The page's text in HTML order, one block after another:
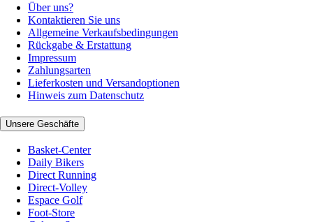
Über uns?
Kontaktieren Sie uns
Allgemeine Verkaufsbedingungen
Rückgabe & Erstattung
Impressum
Zahlungsarten
Lieferkosten und Versandoptionen
Hinweis zum Datenschutz
Unsere Geschäfte
Basket-Center
Daily Bikers
Direct Running
Direct-Volley
Espace Golf
Foot-Store